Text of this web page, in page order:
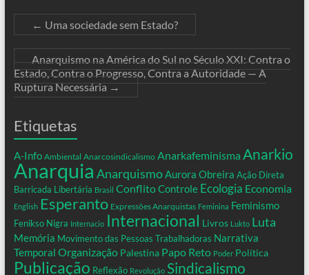
← Uma sociedade sem Estado?
Anarquismo na América do Sul no Século XXI: Contra o
Estado, Contra o Progresso, Contra a Autoridade — A
Ruptura Necessária→
Etiquetas
A-Info Ambiental Anarcosindicalismo Anarkafeminisma Anarkio
Anarquia AnarquismoAurora Obreira Ação Direta
Barricada Libertária Brasil ConflitoControle Ecologia Economia
English Esperanto Expressões Anarquistas Feminina Feminismo
Fenikso Nigra Internacio Internacional Livros Lukto Luta
Memória Movimento das Pessoas Trabalhadoras Narrativa
Temporal Organização Palestina Papo Reto Poder Política
Publicação Reflexão Revolução Sindicalismo